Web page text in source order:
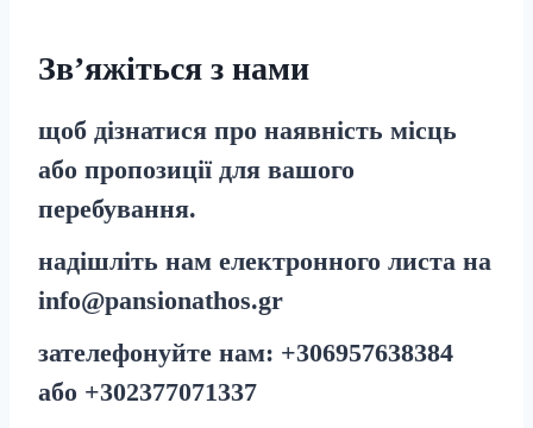
Зв’яжіться з нами
щоб дізнатися про наявність місць
або пропозиції для вашого
перебування.
надішліть нам електронного листа на
info@pansionathos.gr
зателефонуйте нам: +306957638384
або +302377071337